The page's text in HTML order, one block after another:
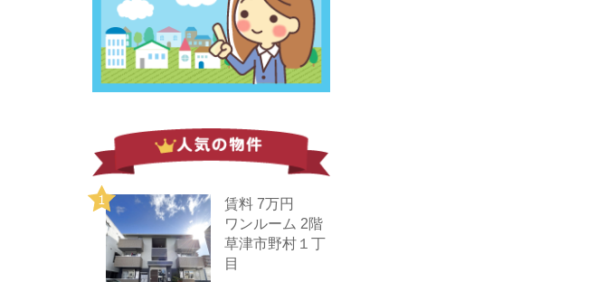
賃料7万円
ワンルーム 2階
草津市野村１丁
目